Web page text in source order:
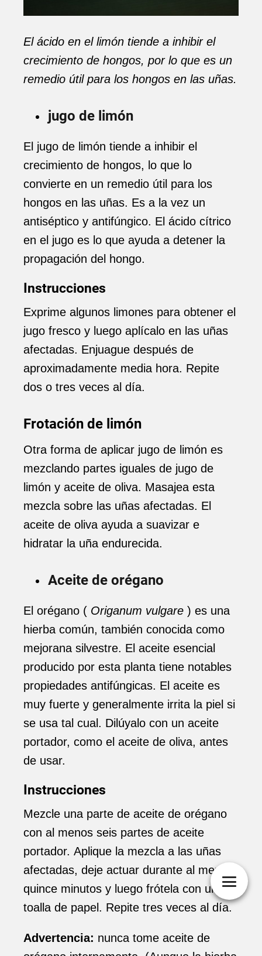
El ácido en el limón tiende a inhibir el
crecimiento de hongos, por lo que es un
remedio útil para los hongos en las uñas.
jugo de limón
El jugo de limón tiende a inhibir el
crecimiento de hongos, lo que lo
convierte en un remedio útil para los
hongos en las uñas. Es a la vez un
antiséptico y antifúngico. El ácido cítrico
en el jugo es lo que ayuda a detener la
propagación del hongo.
Instrucciones
Exprime algunos limones para obtener el
jugo fresco y luego aplícalo en las uñas
afectadas. Enjuague después de
aproximadamente media hora. Repite
dos o tres veces al día.
Frotación de limón
Otra forma de aplicar jugo de limón es
mezclando partes iguales de jugo de
limón y aceite de oliva. Masajea esta
mezcla sobre las uñas afectadas. El
aceite de oliva ayuda a suavizar e
hidratar la uña endurecida.
Aceite de orégano
El orégano ( Origanum vulgare ) es una
hierba común, también conocida como
mejorana silvestre. El aceite esencial
producido por esta planta tiene notables
propiedades antifúngicas. El aceite es
muy fuerte y generalmente irrita la piel si
se usa tal cual. Dilúyalo con un aceite
portador, como el aceite de oliva, antes
de usar.
Instrucciones
Mezcle una parte de aceite de orégano
con al menos seis partes de aceite
portador. Aplique la mezcla a las uñas
afectadas, deje actuar durante al menos
quince minutos y luego frótela con una
toalla de papel. Repite tres veces al día.
Advertencia: nunca tome aceite de